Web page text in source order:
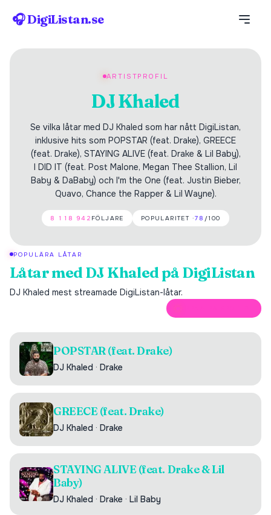
🎧 DigiListan.se
ARTISTPROFIL
DJ Khaled
Se vilka låtar med DJ Khaled som har nått DigiListan,
inklusive hits som POPSTAR (feat. Drake), GREECE
(feat. Drake), STAYING ALIVE (feat. Drake & Lil Baby),
I DID IT (feat. Post Malone, Megan Thee Stallion, Lil
Baby & DaBaby) och I'm the One (feat. Justin Bieber,
Quavo, Chance the Rapper & Lil Wayne).
8 118 942 FÖLJARE POPULARITET ·78 /100
POPULÄRA LÅTAR
Låtar medDJ Khaledpå DigiListan
DJ Khaled mest streamade DigiListan-låtar.
POPSTAR (feat. Drake)
DJ Khaled · Drake
GREECE (feat. Drake)
DJ Khaled · Drake
STAYING ALIVE (feat. Drake & Lil
Baby)
DJ Khaled · Drake · Lil Baby